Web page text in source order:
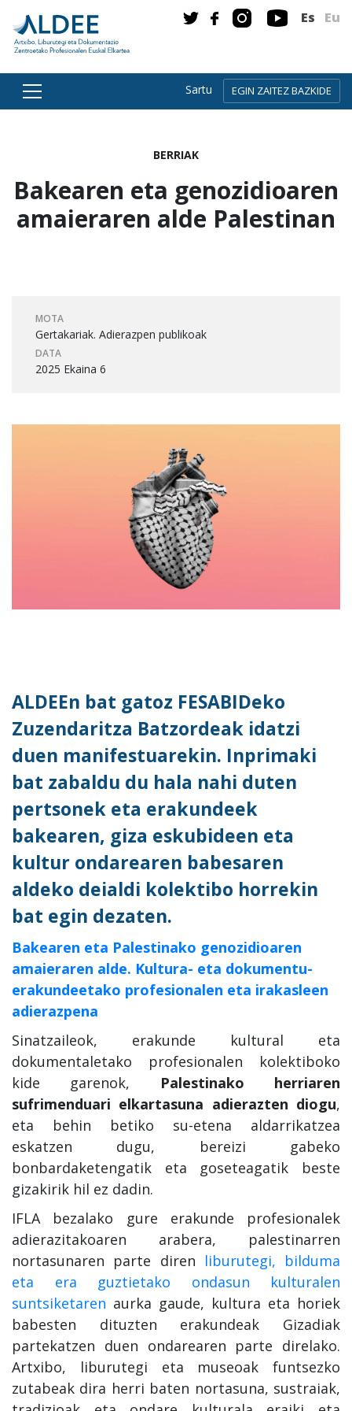
Es Eu
Sartu EGIN ZAITEZ BAZKIDE
BERRIAK
Bakearen eta genozidioaren
amaieraren alde Palestinan
MOTA
Gertakariak. Adierazpen publikoak
DATA
2025 Ekaina 6
ALDEEn bat gatoz FESABIDeko
Zuzendaritza Batzordeak idatzi
duen manifestuarekin. Inprimaki
bat zabaldu du hala nahi duten
pertsonek eta erakundeek
bakearen, giza eskubideen eta
kultur ondarearen babesaren
aldeko deialdi kolektibo horrekin
bat egin dezaten.
Bakearen eta Palestinako genozidioaren
amaieraren alde. Kultura- eta dokumentu-
erakundeetako profesionalen eta irakasleen
adierazpena
Sinatzaileok, erakunde kultural eta
dokumentaletako profesionalen kolektiboko
kide garenok, Palestinako herriaren
sufrimenduari elkartasuna adierazten diogu,
eta behin betiko su-etena aldarrikatzea
eskatzen dugu, bereizi gabeko
bonbardaketengatik eta goseteagatik beste
gizakirik hil ez dadin.
IFLA bezalako gure erakunde profesionalek
adierazitakoaren arabera, palestinarren
nortasunaren parte diren liburutegi, bilduma
eta era guztietako ondasun kulturalen
suntsiketaren aurka gaude, kultura eta horiek
babesten dituzten erakundeak Gizadiak
partekatzen duen ondarearen parte direlako.
Artxibo, liburutegi eta museoak funtsezko
zutabeak dira herri baten nortasuna, sustraiak,